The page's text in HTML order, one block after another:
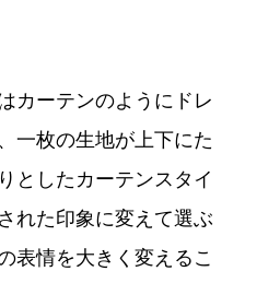
カーテンのようにドレ
一枚の生地が上下にた
としたカーテンスタイ
れた印象に変えて選ぶ
表情を大きく変えるこ